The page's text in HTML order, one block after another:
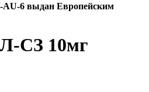
-AU-6 выдан Европейским
СЗ 10мг